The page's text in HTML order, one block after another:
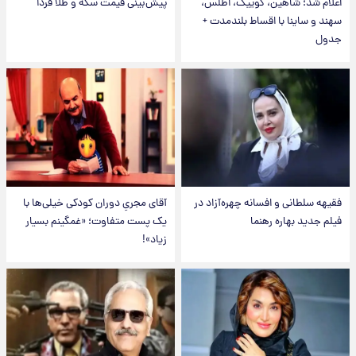
اعلام شد؛ شاهین، کوییک، اطلس،
سهند و ساینا با اقساط بلندمدت +
جدول
پیش‌بینی قیمت سکه و طلا فردا
فقیهه سلطانی و افسانه چهره‌آزاد در
فیلم جدید بهاره رهنما
آقای مجریِ دوران کودکی خیلی‌ها با
یک پست متفاوت؛ «غمگینم بسیار
زیاد»!